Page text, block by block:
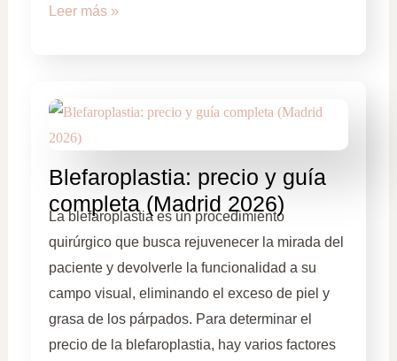
Leer más »
Blefaroplastia: precio y guía
completa (Madrid 2026)
La blefaroplastia es un procedimiento
quirúrgico que busca rejuvenecer la mirada del
paciente y devolverle la funcionalidad a su
campo visual, eliminando el exceso de piel y
grasa de los párpados. Para determinar el
precio de la blefaroplastia, hay varios factores